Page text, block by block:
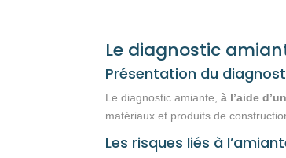
Le diagnostic
Présentation du
Le diagnostic amiante,à l’aide
matériaux et produits de
Les risques liés à